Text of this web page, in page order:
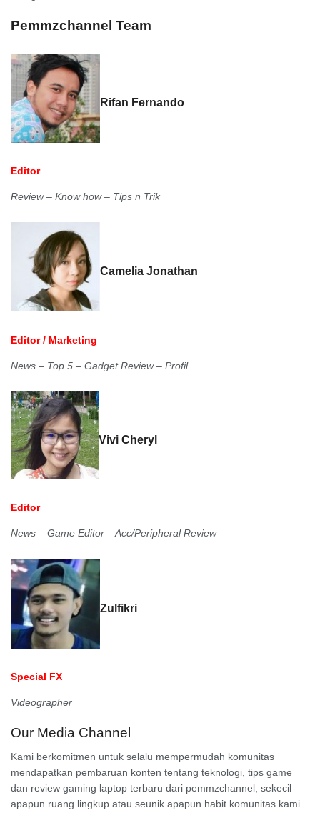
Pemmzchannel Team
Rifan Fernando
Editor
Review – Know how – Tips n Trik
Camelia Jonathan
Editor / Marketing
News – Top 5 – Gadget Review – Profil
Vivi Cheryl
Editor
News – Game Editor – Acc/Peripheral Review
Zulfikri
Special FX
Videographer
Our Media Channel
Kami berkomitmen untuk selalu mempermudah komunitas
mendapatkan pembaruan konten tentang teknologi, tips game
dan review gaming laptop terbaru dari pemmzchannel, sekecil
apapun ruang lingkup atau seunik apapun habit komunitas kami.